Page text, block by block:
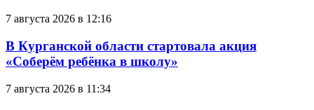
7 августа 2026 в 12:16
В Курганской области стартовала акция
«Соберём ребёнка в школу»
7 августа 2026 в 11:34